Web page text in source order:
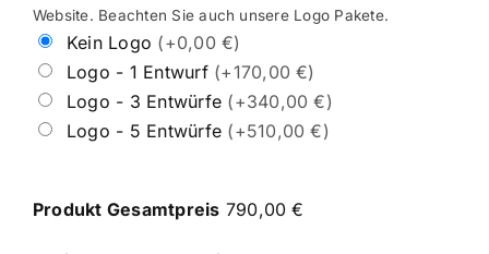
Website. Beachten Sie auch unsere Logo Pakete.
Kein Logo (+0,00 €)
Logo - 1 Entwurf (+170,00 €)
Logo - 3 Entwürfe (+340,00 €)
Logo - 5 Entwürfe (+510,00 €)
Produkt Gesamtpreis 790,00 €